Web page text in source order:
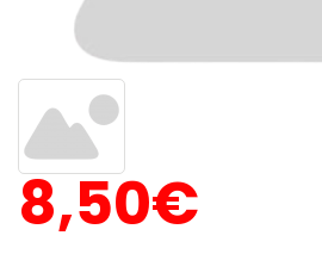
8,50€